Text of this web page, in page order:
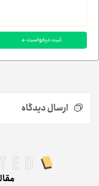
ثبت درخواست
ارسال دیدگاه